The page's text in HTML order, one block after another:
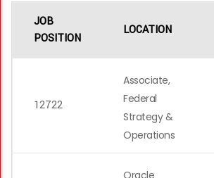
JOB
POSITION
LOCATION
12722
Associate,
Federal
Strategy &
Operations
Oracle